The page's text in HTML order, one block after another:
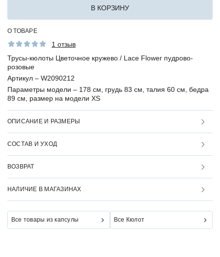
В КОРЗИНУ
О ТОВАРЕ
1 отзыв
Трусы-кюлоты Цветочное кружево / Lace Flower пудрово-
розовые
Артикул – W2090212
Параметры модели – 178 см, грудь 83 см, талия 60 см, бедра
89 см, размер на модели XS
ОПИСАНИЕ И РАЗМЕРЫ
СОСТАВ И УХОД
ВОЗВРАТ
НАЛИЧИЕ В МАГАЗИНАХ
Все товары из капсулы Все Кюлот